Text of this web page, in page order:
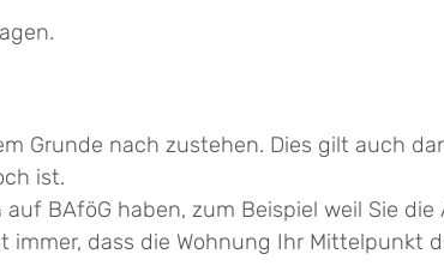
Grunde nach zustehen. Dies gilt auch
ist.
BAföG haben, zum Beispiel weil Sie die
dass die Wohnung Ihr Mittelpunkt